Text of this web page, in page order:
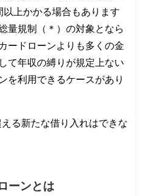
上かかる場合もあります
量規制（＊）の対象となら
ードローンよりも多くの金
て年収の縛りが規定上ない
を利用できるケースがあり
る新たな借り入れはできな
ーンとは